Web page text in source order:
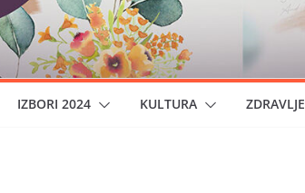
IZBORI 2024 KULTURA ZDRAVLJE